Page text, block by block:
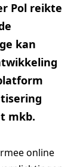
Pol reikte
kan
mkb.
online